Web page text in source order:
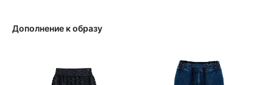
Дополнение к образу